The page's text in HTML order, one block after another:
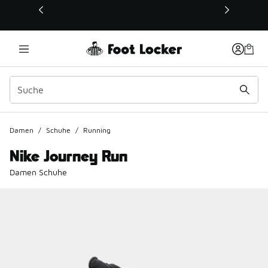
Dieser Link öffnet sich in einem neuen Fenster
Damen / Schuhe / Running
Nike Journey Run
Damen Schuhe